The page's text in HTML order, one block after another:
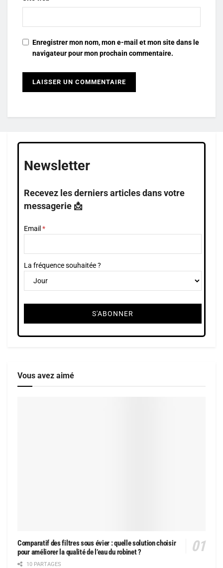
Enregistrer mon nom, mon e-mail et mon site dans le
navigateur pour mon prochain commentaire.
Newsletter
Recevez les derniers articles dans votre
messagerie 📩
Email
La fréquence souhaitée ?
Vous avez aimé
Comparatif des filtres sous évier : quelle solution choisir
pour améliorer la qualité de l’eau du robinet ?
10 PARTAGES